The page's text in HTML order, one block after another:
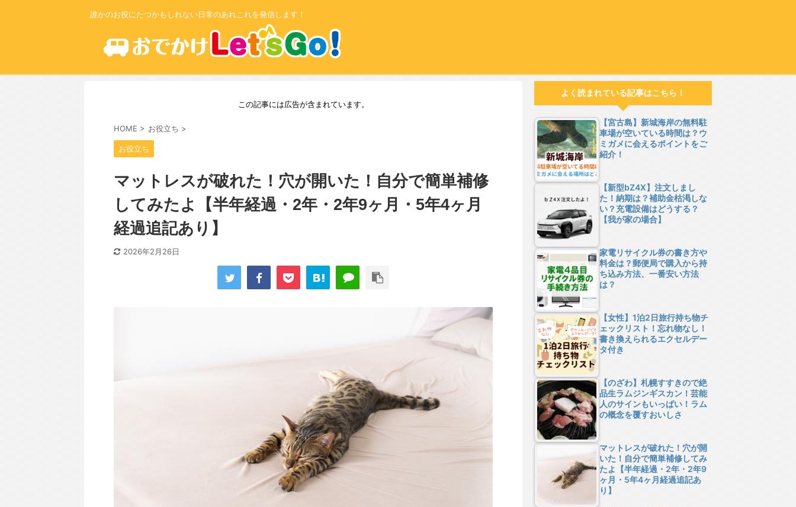
誰かのお役にたつかもしれない日常のあれこれを発信します！
この記事には広告が含まれています。
HOME > お役立ち >
お役立ち
マットレスが破れた！穴が開いた！自分で簡単補修
してみたよ【半年経過・2年・2年9ヶ月・5年4ヶ月
経過追記あり】
2026年2月26日
よく読まれている記事はこちら！
【宮古島】新城海岸の無料駐
車場が空いている時間は？ウ
ミガメに会えるポイントをご
紹介！
【新型bZ4X】注文しまし
た！納期は？補助金枯渇しな
い？充電設備はどうする？
【我が家の場合】
家電リサイクル券の書き方や
料金は？郵便局で購入から持
ち込み方法、一番安い方法
は？
【女性】1泊2日旅行持ち物チ
ェックリスト！忘れ物なし！
書き換えられるエクセルデー
タ付き
【のざわ】札幌すすきので絶
品生ラムジンギスカン！芸能
人のサインもいっぱい！ラム
の概念を覆すおいしさ
マットレスが破れた！穴が開
いた！自分で簡単補修してみ
たよ【半年経過・2年・2年9
ヶ月・5年4ヶ月経過追記あ
り】